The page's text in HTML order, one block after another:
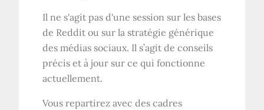
Il ne s'agit pas d'une session sur les bases
de Reddit ou sur la stratégie générique
des médias sociaux. Il s’agit de conseils
précis et à jour sur ce qui fonctionne
actuellement.
Vous repartirez avec des cadres